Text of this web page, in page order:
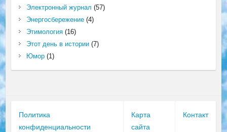
Электронный журнал (57)
Энергосбережение(4)
Этимология(16)
Этот день в истории(7)
Юмор(1)
Политика
конфиденциальности
Карта
сайта
Контакт